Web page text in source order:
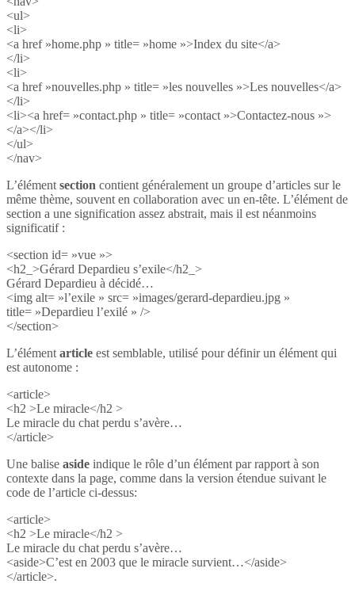
<ul>
<li>
<a href »home.php » title= »home »>Index du site</a>
</li>
<li>
<a href »nouvelles.php » title= »les nouvelles »>Les nouvelles</a>
</li>
<li><a href= »contact.php » title= »contact »>Contactez-nous »>
</a></li>
</ul>
</nav>
L’élément section contient généralement un groupe d’articles sur le
même thème, souvent en collaboration avec un en-tête. L’élément de
section a une signification assez abstrait, mais il est néanmoins
significatif :
<section id= »vue »>
<h2_>Gérard Depardieu s’exile</h2_>
Gérard Depardieu à décidé…
<img alt= »l’exile » src= »images/gerard-depardieu.jpg »
title= »Depardieu l’exilé » />
</section>
L’élément article est semblable, utilisé pour définir un élément qui
est autonome :
<article>
<h2 >Le miracle</h2 >
Le miracle du chat perdu s’avère…
</article>
Une balise aside indique le rôle d’un élément par rapport à son
contexte dans la page, comme dans la version étendue suivant le
code de l’article ci-dessus:
<article>
<h2 >Le miracle</h2 >
Le miracle du chat perdu s’avère…
<aside>C’est en 2003 que le miracle survient…</aside>
</article>.